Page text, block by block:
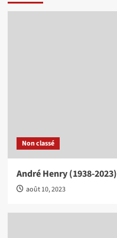
Non classé
André Henry (1938-2023)
août 10, 2023